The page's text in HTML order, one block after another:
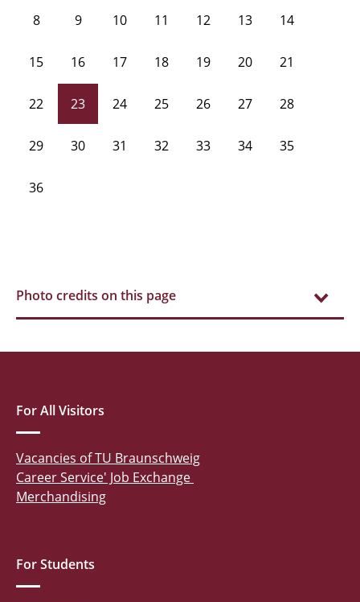
8 9 10 11 12 13 14
15 16 17 18 19 20 21
22 23 24 25 26 27 28
29 30 31 32 33 34 35
36
Photo credits on this page
For All Visitors
Vacancies of TU Braunschweig
Career Service' Job Exchange
Merchandising
For Students